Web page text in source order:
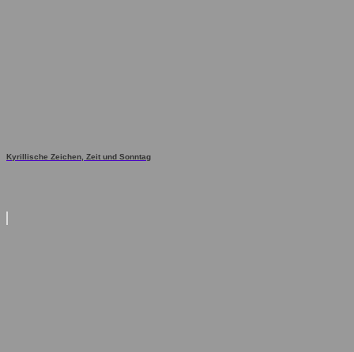
Kyrillische Zeichen, Zeit und Sonntag